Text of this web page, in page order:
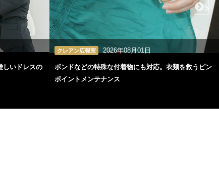
しいドレスの
クレアン広報室 2026年08月01日
ボンドなどの特殊な付着物にも対応。衣類を救うピン
ポイントメンテナンス
>